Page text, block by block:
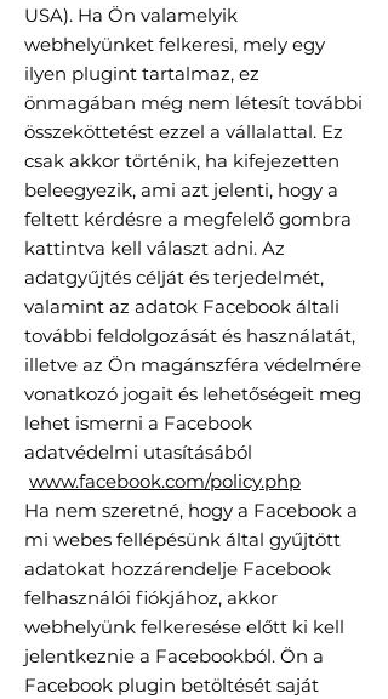
USA). Ha Ön valamelyik
webhelyünket felkeresi, mely egy
ilyen plugint tartalmaz, ez
önmagában még nem létesít további
összeköttetést ezzel a vállalattal. Ez
csak akkor történik, ha kifejezetten
beleegyezik, ami azt jelenti, hogy a
feltett kérdésre a megfelelő gombra
kattintva kell választ adni. Az
adatgyűjtés célját és terjedelmét,
valamint az adatok Facebook általi
további feldolgozását és használatát,
illetve az Ön magánszféra védelmére
vonatkozó jogait és lehetőségeit meg
lehet ismerni a Facebook
adatvédelmi utasításából
www.facebook.com/policy.php
Ha nem szeretné, hogy a Facebook a
mi webes fellépésünk által gyűjtött
adatokat hozzárendelje Facebook
felhasználói fiókjához, akkor
webhelyünk felkeresése előtt ki kell
jelentkeznie a Facebookból. Ön a
Facebook plugin betöltését saját